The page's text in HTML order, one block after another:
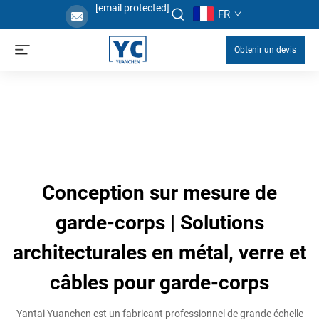
[email protected] FR
Obtenir un devis
Conception sur mesure de
garde-corps | Solutions
architecturales en métal, verre et
câbles pour garde-corps
Yantai Yuanchen est un fabricant professionnel de grande échelle